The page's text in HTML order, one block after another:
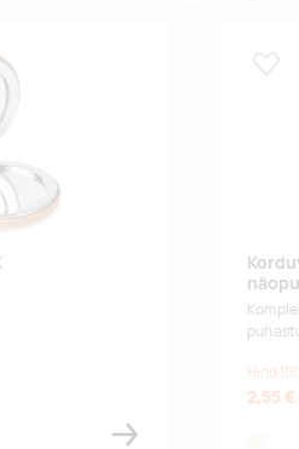
Hind
2,55 €